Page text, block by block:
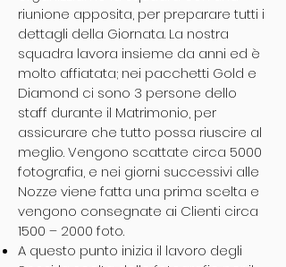
riunione apposita, per preparare tutti i
dettagli della Giornata. La nostra
squadra lavora insieme da anni ed è
molto affiatata; nei pacchetti Gold e
Diamond ci sono 3 persone dello
staff durante il Matrimonio, per
assicurare che tutto possa riuscire al
meglio. Vengono scattate circa 5000
fotografia, e nei giorni successivi alle
Nozze viene fatta una prima scelta e
vengono consegnate ai Clienti circa
1500 – 2000 foto.
A questo punto inizia il lavoro degli